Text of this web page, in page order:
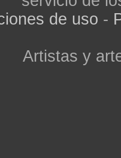
de uso -
Artistas y